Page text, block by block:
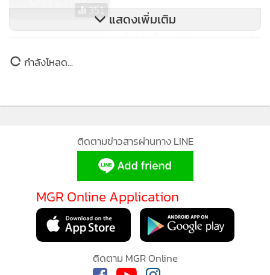
871
ยำใหญ่เสือเหลือง 6-0
351
462
แชมป์บุนเดสฯ สมัยที่ 28
ติดตามข่าวสารผ่านทาง LINE